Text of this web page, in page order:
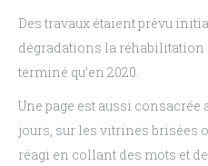
Des travaux étaient prévu
dégradations la réhabilitation
terminé qu’en 2020.
Une page est aussi
jours, sur les vitrines brisées
réagi en collant des mots et